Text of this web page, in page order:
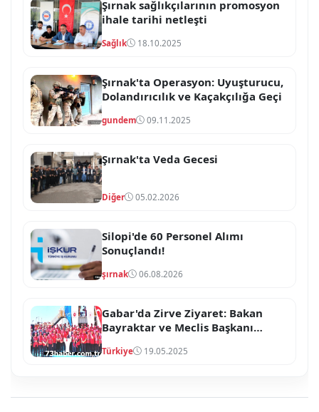
Şırnak sağlıkçılarının promosyon
ihale tarihi netleşti
Sağlık 18.10.2025
Şırnak'ta Operasyon: Uyuşturucu,
Dolandırıcılık ve Kaçakçılığa Geçi
gundem 09.11.2025
Şırnak'ta Veda Gecesi
Diğer 05.02.2026
Silopi'de 60 Personel Alımı
Sonuçlandı!
şırnak 06.08.2026
Gabar'da Zirve Ziyaret: Bakan
Bayraktar ve Meclis Başkanı
Türkiye 19.05.2025